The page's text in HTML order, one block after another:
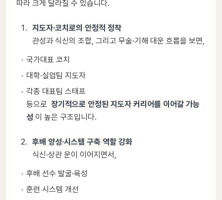
따라 크게 달라질 수 있습니다.
지도자·코치로의 안정적 정착
관성과 식신의 조합, 그리고 무술·기해 대운 흐름을 보면,
국가대표 코치
대학·실업팀 지도자
각종 대표팀 스태프
등으로 장기적으로 안정된 지도자 커리어를 이어갈 가능
성 이 높은 구조입니다.
후배 양성·시스템 구축 역할 강화
식신·상관 운이 이어지면서,
후배 선수 발굴·육성
훈련 시스템 개선